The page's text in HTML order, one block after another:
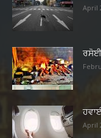
April
ਰਸੋਈ
April